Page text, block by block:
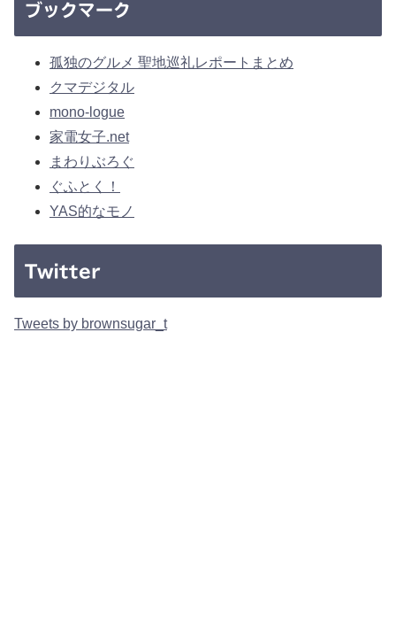
ブックマーク
孤独のグルメ 聖地巡礼レポートまとめ
クマデジタル
mono-logue
家電女子.net
まわりぶろぐ
ぐふとく！
YAS的なモノ
Twitter
Tweets by brownsugar_t